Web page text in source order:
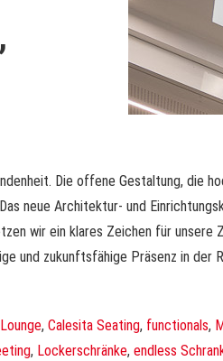
Die offene Gestaltung, die
neue Architektur- und
wir ein klares Zeichen für
und zukunftsfähige Präsenz in der
, Calesita Seating, functionals,
, Lockerschränke, endless